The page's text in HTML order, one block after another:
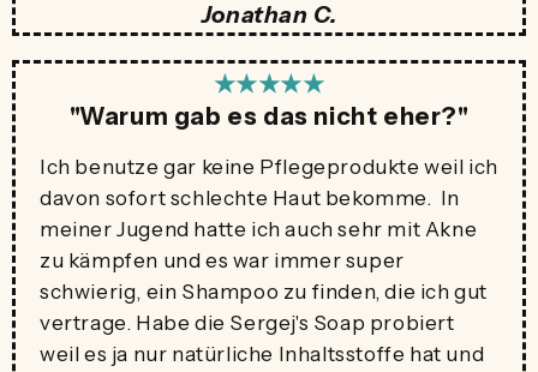
Jonathan C.
★★★★★
"Warum gab es das nicht eher?"
Ich benutze gar keine Pflegeprodukte weil ich
davon sofort schlechte Haut bekomme. In
meiner Jugend hatte ich auch sehr mit Akne
zu kämpfen und es war immer super
schwierig, ein Shampoo zu finden, die ich gut
vertrage. Habe die Sergej's Soap probiert
weil es ja nur natürliche Inhaltsstoffe hat und